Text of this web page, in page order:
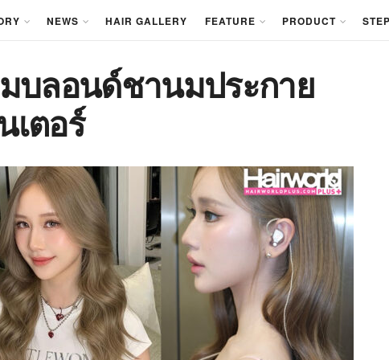
NEWS HAIR GALLERY FEATURE PRODUCT
มบลอนด์ชานมประกาย
เตอร์